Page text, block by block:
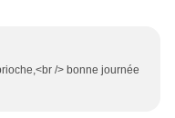
/> bonne journée